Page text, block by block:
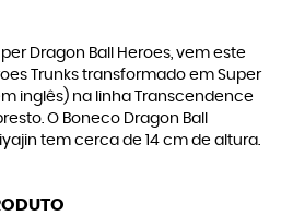
Dragon Ball Heroes, vem este
Trunks transformado em Super
inglês) na linha Transcendence
O Boneco Dragon Ball
tem cerca de 14 cm de altura.